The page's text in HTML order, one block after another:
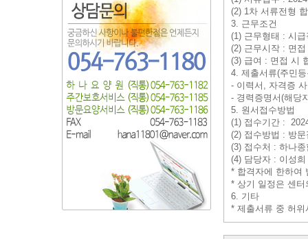
(2) 1차 서류전형
3. 근무조건
(1) 근무형태 : 시급
(2) 근무시작 : 면
(3) 급여 : 면접 시
4. 제출서류(주민
- 이력서, 자격증
- 경력증명서(해당
5. 원서접수방법
(1) 접수기간 :
(2) 접수방법 : 방
(3) 접수처 : 하나
(4) 담당자 : 이성
* 합격자에 한하여
* 상기 일정은 센
6. 기타
* 제출서류 중 허